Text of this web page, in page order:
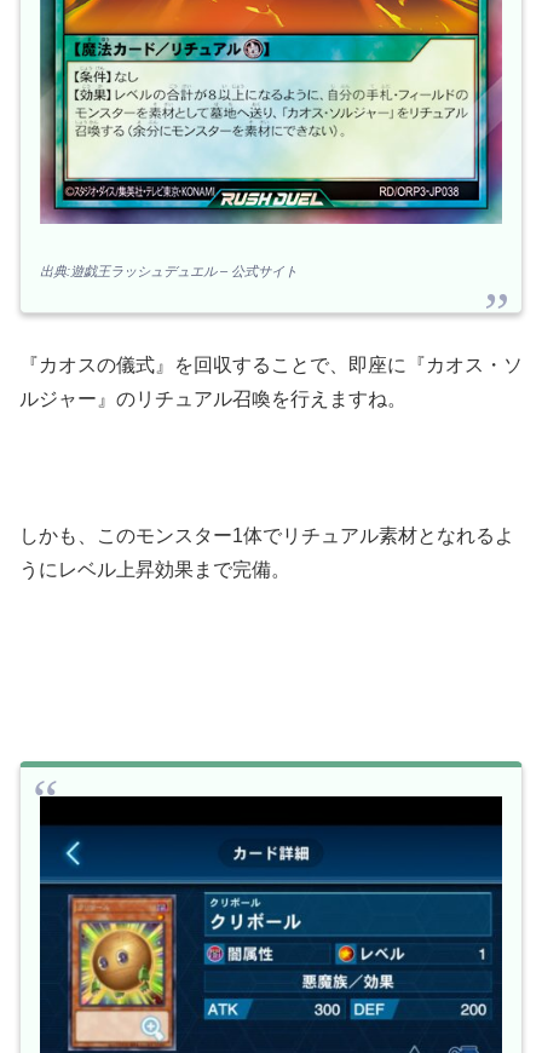
出典:遊戯王ラッシュデュエル – 公式サイト
『カオスの儀式』を回収することで、即座に『カオス・ソ
ルジャー』のリチュアル召喚を行えますね。
しかも、このモンスター1体でリチュアル素材となれるよ
うにレベル上昇効果まで完備。